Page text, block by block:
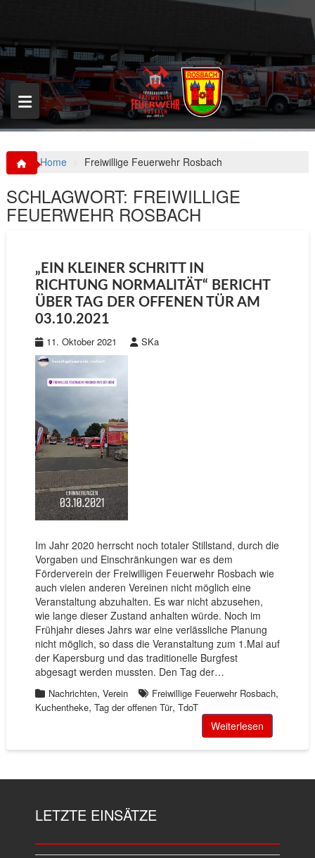
p
o
c
o
n
t
Home Freiwillige Feuerwehr Rosbach
SCHLAGWORT: FREIWILLIGE
FEUERWEHR ROSBACH
„EIN KLEINER SCHRITT IN
RICHTUNG NORMALITÄT“ BERICHT
ÜBER TAG DER OFFENEN TÜR AM
03.10.2021
11. Oktober 2021 SKa
Im Jahr 2020 herrscht noch totaler Stillstand, durch die
Vorgaben und Einschränkungen war es dem
Förderverein der Freiwilligen Feuerwehr Rosbach wie
auch vielen anderen Vereinen nicht möglich eine
Veranstaltung abzuhalten. Es war nicht abzusehen,
wie lange dieser Zustand anhalten würde. Noch im
Frühjahr dieses Jahrs war eine verlässliche Planung
nicht möglich, so dass die Veranstaltung zum 1.Mai auf
der Kapersburg und das traditionelle Burgfest
abgesagt werden mussten. Den Tag der…
Nachrichten, Verein Freiwillige Feuerwehr Rosbach,
Kuchentheke, Tag der offenen Tür, TdoT
Weiterlesen
LETZTE EINSÄTZE